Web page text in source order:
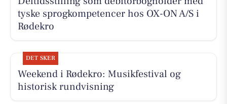
tyske sprogkompetencer hos OX-ON A/S i
Rødekro
DET SKER
Weekend i Rødekro: Musikfestival og
historisk rundvisning